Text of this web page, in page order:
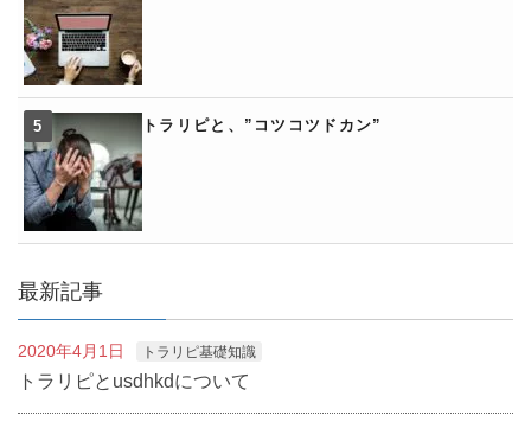
トラリピと、”コツコツドカン”
最新記事
2020年4月1日 トラリピ基礎知識
トラリピとusdhkdについて